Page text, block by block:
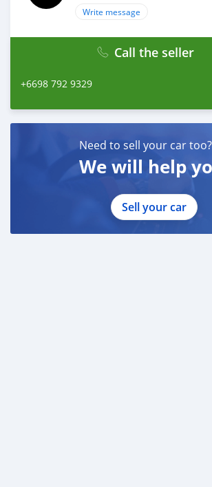
Write message
Call the seller
+6698 792 9329
Need to sell your car too?
We will help
Sell your car